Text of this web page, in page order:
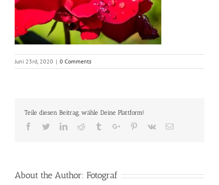
Juni 23rd, 2020 | 0 Comments
Teile diesen Beitrag, wähle Deine Plattform!
Facebook
TwitterLinkedinReddit TumblrGoogle+Pinterest
Vk Email
About the Author: Fotograf